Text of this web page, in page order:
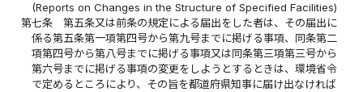
(Reports on Changes in the Structure of Specified Facilities)
第七条
第五条又は前条の規定による届出をした者は、その届出に
係る第五条第一項第四号から第九号までに掲げる事項、同条第二
項第四号から第八号までに掲げる事項又は同条第三項第三号から
第六号までに掲げる事項の変更をしようとするときは、環境省令
で定めるところにより、その旨を都道府県知事に届け出なければ